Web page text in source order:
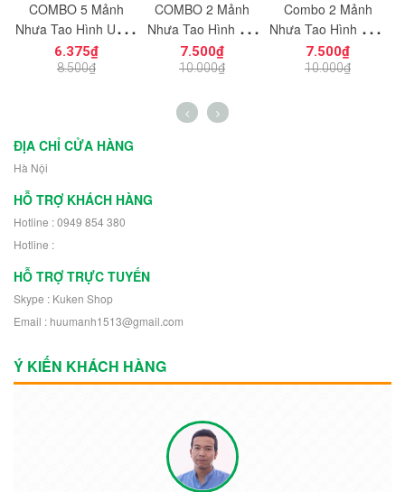
COMBO 5 Mảnh
Nhựa Tạo Hình Uống
Cong Dùng Cho Mô
Hình Nhân Vật Mini
6.375₫
8.500₫
COMBO 2 Mảnh
Nhựa Tạo Hình Vát
Cắt Góc 8x8
NO.1727 Dùng Cho
Robot 30504
7.500₫
10.000₫
Combo 2 Mảnh
Nhựa Tạo Hình Hiệu
Ứng Năng Lượng
NO.1726 Dùng
7.500₫
10.000₫
ĐỊA CHỈ CỬA HÀNG
Hà Nội
HỖ TRỢ KHÁCH HÀNG
Hotline : 0949 854 380
Hotline :
HỖ TRỢ TRỰC TUYẾN
Skype : Kuken Shop
Email : huumanh1513@gmail.com
Ý KIẾN KHÁCH HÀNG